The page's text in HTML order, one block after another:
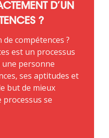
D’UN
?
de compétences ?
est un processus
personne
ses aptitudes et
but de mieux
processus se